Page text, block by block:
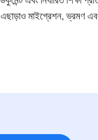
মাইগ্রেশন, ভ্রমণ